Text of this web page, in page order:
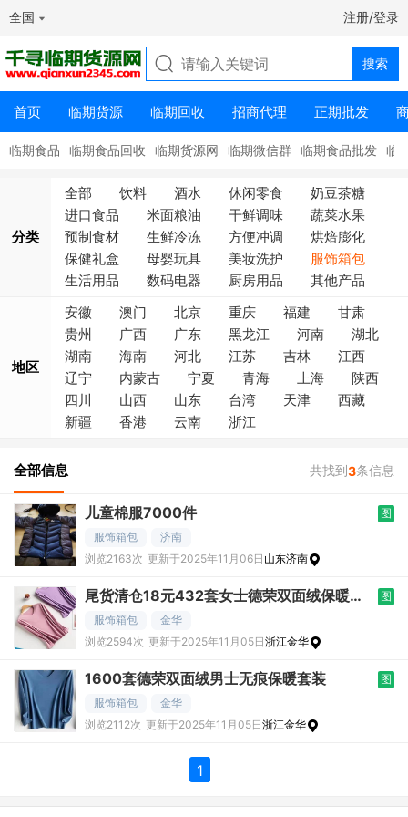
全国 注册/登录
首页 临期货源 临期回收 招商代理 正期批发
临期食品 临期食品回收 临期货源网 临期微信群 临期食品批发 临
分类
全部 饮料 酒水 休闲零食
奶豆茶糖
进口食品
米面粮油 干鲜调味
蔬菜水果
预制食材
生鲜冷冻 方便冲调
烘焙膨化
保健礼盒
母婴玩具 美妆洗护
服饰箱包
生活用品
数码电器 厨房用品 其他产品
地区
安徽 澳门 北京 重庆 福建
甘肃
贵州
广西 广东 黑龙江 河南
湖北
湖南
海南 河北 江苏 吉林
江西
辽宁
内蒙古 宁夏 青海 上海
陕西
四川
山西 山东 台湾 天津
西藏
新疆
香港 云南 浙江
全部信息 共找到3条信息
儿童棉服7000件
图
服饰箱包
济南
浏览2163次 更新于2025年11月06日 山东济南
尾货清仓18元432套女士德荣双面绒保暖套
装
图
服饰箱包
金华
浏览2594次 更新于2025年11月05日浙江金华
1600套德荣双面绒男士无痕保暖套装
图
服饰箱包
金华
浏览2112次 更新于2025年11月05日浙江金华
1